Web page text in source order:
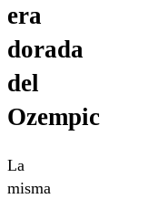
era
dorada
del
Ozempic
La
misma